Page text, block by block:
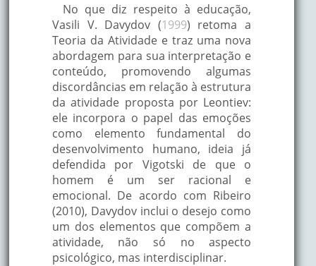
No que diz respeito à educação,
Vasili V. Davydov (1999) retoma a
Teoria da Atividade e traz uma nova
abordagem para sua interpretação e
conteúdo, promovendo algumas
discordâncias em relação à estrutura
da atividade proposta por Leontiev:
ele incorpora o papel das emoções
como elemento fundamental do
desenvolvimento humano, ideia já
defendida por Vigotski de que o
homem é um ser racional e
emocional. De acordo com Ribeiro
(2010), Davydov inclui o desejo como
um dos elementos que compõem a
atividade, não só no aspecto
psicológico, mas interdisciplinar.